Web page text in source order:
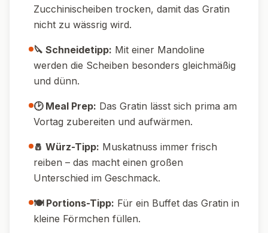
Zucchinischeiben trocken, damit das Gratin
nicht zu wässrig wird.
🔪 Schneidetipp: Mit einer Mandoline
werden die Scheiben besonders gleichmäßig
und dünn.
🕑 Meal Prep: Das Gratin lässt sich prima am
Vortag zubereiten und aufwärmen.
🧂 Würz-Tipp: Muskatnuss immer frisch
reiben – das macht einen großen
Unterschied im Geschmack.
🍽️ Portions-Tipp: Für ein Buffet das Gratin in
kleine Förmchen füllen.